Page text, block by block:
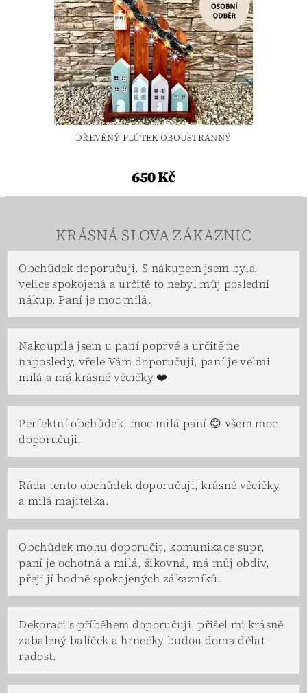
DŘEVĚNÝ PLŮTEK OBOUSTRANNÝ
650 Kč
KRÁSNÁ SLOVA ZÁKAZNIC
Obchůdek doporučuji. S nákupem jsem byla
velice spokojená a určitě to nebyl můj poslední
nákup. Paní je moc milá.
Nakoupila jsem u paní poprvé a určitě ne
naposledy, vřele Vám doporučuji, paní je velmi
milá a má krásné věcičky ❤️
Perfektní obchůdek, moc milá paní 😊 všem moc
doporučuji.
Ráda tento obchůdek doporučuji, krásné věcičky
a milá majitelka.
Obchůdek mohu doporučit, komunikace supr,
paní je ochotná a milá, šikovná, má můj obdiv,
přeji jí hodně spokojených zákazníků.
Dekoraci s příběhem doporučuji, přišel mi krásně
zabalený balíček a hrnečky budou doma dělat
radost.